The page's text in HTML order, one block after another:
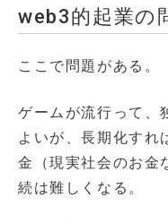
web3的起業の
ここで問題がある。
ゲームが流行って、
よいが、長期化すれ
金（現実社会のお金
続は難しくなる。